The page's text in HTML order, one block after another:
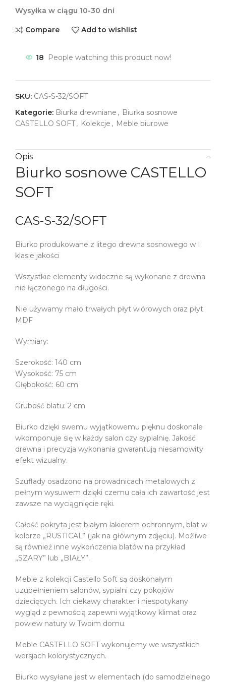
Wysyłka w ciągu 10-30 dni
Compare Add to wishlist
18 People watching this product now!
SKU: CAS-S-32/SOFT
Kategorie: Biurka drewniane , Biurka sosnowe
CASTELLO SOFT, Kolekcje , Meble biurowe
Opis
Biurko sosnowe CASTELLO
SOFT
CAS-S-32/SOFT
Biurko produkowane z litego drewna sosnowego w I
klasie jakości
Wszystkie elementy widoczne są wykonane z drewna
nie łączonego na długości.
Nie używamy mało trwałych płyt wiórowych oraz płyt
MDF
Wymiary:
Szerokość: 140 cm
Wysokość: 75 cm
Głębokość: 60 cm
Grubość blatu: 2 cm
Biurko dzięki swemu wyjątkowemu pięknu doskonale
wkomponuje się w każdy salon czy sypialnię. Jakość
drewna i precyzja wykonania gwarantują niesamowity
efekt wizualny.
Szuflady osadzono na prowadnicach metalowych z
pełnym wysuwem dzięki czemu cała ich zawartość jest
zawsze na wyciągnięcie ręki.
Całość pokryta jest białym lakierem ochronnym, blat w
kolorze „RUSTICAL” (jak na głównym zdjęciu). Możliwe
są również inne wykończenia blatów na przykład
„SZARY” lub „BIAŁY”.
Meble z kolekcji Castello Soft są doskonałym
uzupełnieniem salonów, sypialni czy pokojów
dziecięcych. Ich ciekawy charakter i niespotykany
wygląd z pewnością zapewni wyjątkowy klimat oraz
powiew natury w Twoim domu.
Meble CASTELLO SOFT wykonujemy we wszystkich
wersjach kolorystycznych.
Biurko wysyłane jest w elementach (do samodzielnego